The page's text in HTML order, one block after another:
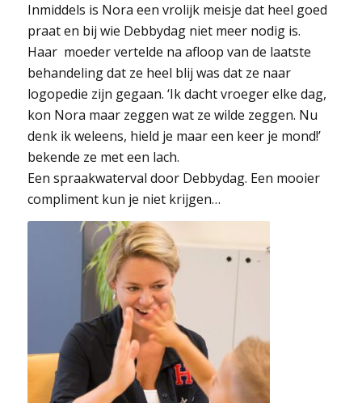
Inmiddels is Nora een vrolijk meisje dat heel goed
praat en bij wie Debbydag niet meer nodig is.
Haar moeder vertelde na afloop van de laatste
behandeling dat ze heel blij was dat ze naar
logopedie zijn gegaan. ‘Ik dacht vroeger elke dag,
kon Nora maar zeggen wat ze wilde zeggen. Nu
denk ik weleens, hield je maar een keer je mond!’
bekende ze met een lach.
Een spraakwaterval door Debbydag. Een mooier
compliment kun je niet krijgen…